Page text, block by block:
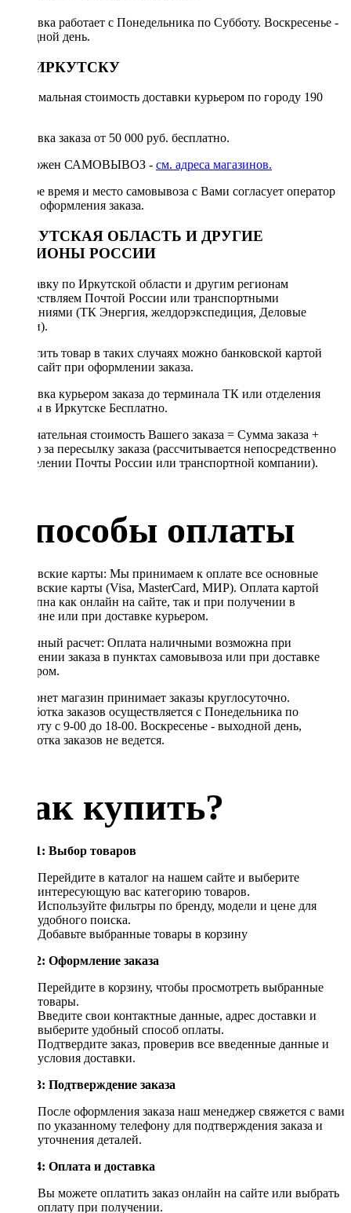
Доставка работает с Понедельника по Субботу. Воскресенье -
выходной день.
ПО ИРКУТСКУ
Минимальная стоимость доставки курьером по городу 190
Доставка заказа от 50 000 руб. бесплатно.
Возможен САМОВЫВОЗ - см. адреса магазинов.
Точное время и место самовывоза с Вами согласует оператор
после оформления заказа.
ИРКУТСКАЯ ОБЛАСТЬ И ДРУГИЕ
РЕГИОНЫ РОССИИ
Отправку по Иркутской области и другим регионам
осуществляем Почтой России или транспортными
компаниями (ТК Энергия, желдорэкспедиция, Деловые
линии).
Оплатить товар в таких случаях можно банковской картой
через сайт при оформлении заказа.
Доставка курьером заказа до терминала ТК или отделения
Почты в Иркутске Бесплатно.
Окончательная стоимость Вашего заказа = Сумма заказа +
Тариф за пересылку заказа (рассчитывается непосредственно
в отделении Почты России или транспортной компании).
Способы оплаты
Банковские карты: Мы принимаем к оплате все основные
банковские карты (Visa, MasterCard, МИР). Оплата картой
доступна как онлайн на сайте, так и при получении в
магазине или при доставке курьером.
Наличный расчет: Оплата наличными возможна при
получении заказа в пунктах самовывоза или при доставке
курьером.
Интернет магазин принимает заказы круглосуточно.
Обработка заказов осуществляется с Понедельника по
Субботу с 9-00 до 18-00. Воскресенье - выходной день,
обработка заказов не ведется.
Как купить?
Шаг 1: Выбор товаров
Перейдите в каталог на нашем сайте и выберите
интересующую вас категорию товаров.
Используйте фильтры по бренду, модели и цене для
удобного поиска.
Добавьте выбранные товары в корзину
Шаг 2: Оформление заказа
Перейдите в корзину, чтобы просмотреть выбранные
товары.
Введите свои контактные данные, адрес доставки и
выберите удобный способ оплаты.
Подтвердите заказ, проверив все введенные данные и
условия доставки.
Шаг 3: Подтверждение заказа
После оформления заказа наш менеджер свяжется с вами
по указанному телефону для подтверждения заказа и
уточнения деталей.
Шаг 4: Оплата и доставка
Вы можете оплатить заказ онлайн на сайте или выбрать
оплату при получении.